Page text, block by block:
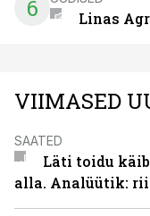
6 Linas
VIIMASED
SAATED
Läti toidu
alla. Analüütik: